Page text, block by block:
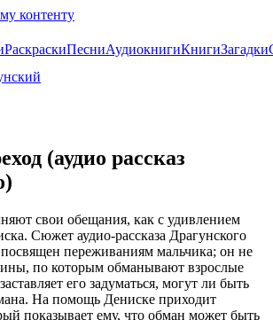
контенту
РаскраскиПесниАудиокнигиКнигиЗагадки
(аудио рассказ
свои обещания, как с удивлением
Сюжет аудио-рассказа Драгунского
переживаниям мальчика; он не
по которым обманывают взрослые
его задуматься, могут ли быть
На помощь Дениске приходит
показывает ему, что обман может быть